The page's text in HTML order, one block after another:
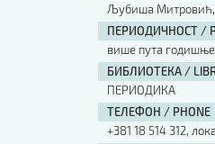
Љубиша Митровић,
ПЕРИОДИЧНОСТ /
више пута
БИБЛИОТЕКА /
ПЕРИОДИКА
ТЕЛЕФОН / PHONE
+381 18 514 312,